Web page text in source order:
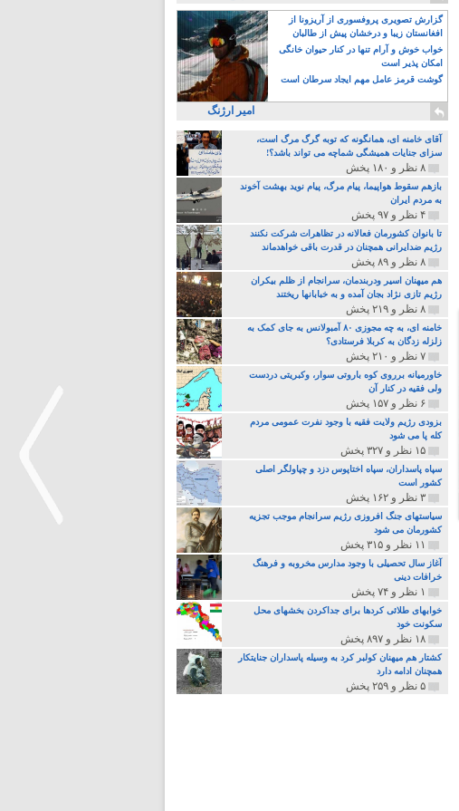
گزارش تصویری پروفسوری از آریزونا از
افغانستان زیبا و درخشان پیش از طالبان
خواب خوش و آرام تنها در کنار حیوان خانگی
امکان پذیر است
گوشت قرمز عامل مهم ایجاد سرطان است
امیر ارژنگ
آقای خامنه ای، همانگونه که توبه گرگ مرگ است،
سزای جنایات همیشگی شماچه می تواند باشد؟!
۸ نظر و ۱۸۰ پخش
بازهم سقوط هواپیما، پیام مرگ، پیام نوید بهشت آخوند
به مردم ایران
۴ نظر و ۹۷ پخش
تا بانوان کشورمان فعالانه در تظاهرات شرکت نکنند
رژیم ضدایرانی همچنان در قدرت باقی خواهدماند
۸ نظر و ۸۹ پخش
هم میهنان اسیر ودربندمان، سرانجام از ظلم بیکران
رژیم تازی نژاد بجان آمده و به خبابانها ریختند
۸ نظر و ۲۱۹ پخش
خامنه ای، به چه مجوزی ۸۰ آمبولانس به جای کمک به
زلزله زدگان به کربلا فرستادی؟
۷ نظر و ۲۱۰ پخش
خاورمیانه برروی کوه باروتی سوار، وکبریتی دردست
ولی فقیه در کنار آن
۶ نظر و ۱۵۷ پخش
بزودی رژیم ولایت فقیه با وجود نفرت عمومی مردم
کله پا می شود
۱۵ نظر و ۳۲۷ پخش
سپاه پاسداران، سپاه اختاپوس دزد و چپاولگر اصلی
کشور است
۳ نظر و ۱۶۲ پخش
سیاستهای جنگ افروزی رژیم سرانجام موجب تجزیه
کشورمان می شود
۱۱ نظر و ۳۱۵ پخش
آغاز سال تحصیلی با وجود مدارس مخروبه و فرهنگ
خرافات دینی
۱ نظر و ۷۴ پخش
خوابهای طلائی کردها برای جداکردن بخشهای محل
سکونت خود
۱۸ نظر و ۸۹۷ پخش
کشتار هم میهنان کولبر کرد به وسیله پاسداران جنایتکار
همچنان ادامه دارد
۵ نظر و ۲۵۹ پخش